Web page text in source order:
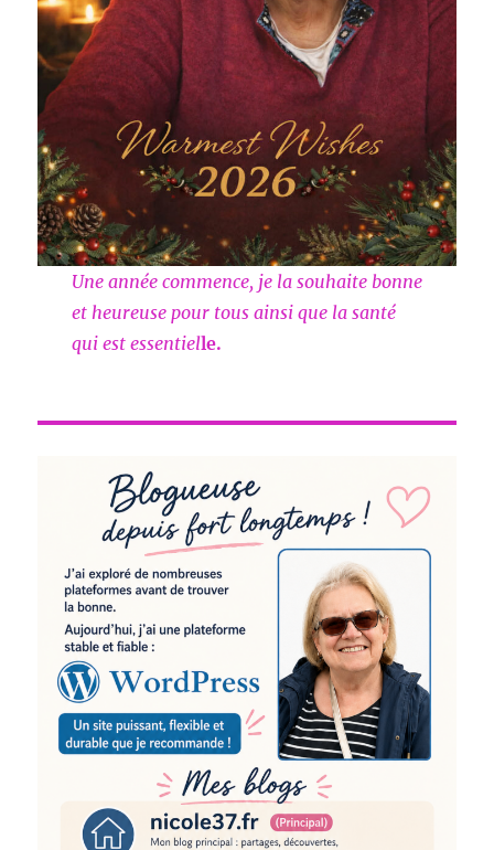
Une année commence, je la souhaite bonne
et heureuse pour tous ainsi que la santé
qui est essentielle.